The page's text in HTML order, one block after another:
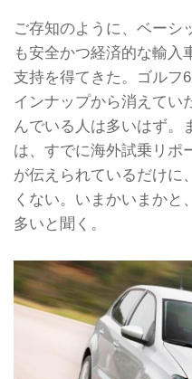
ご存知のように、ベーシ
も安全かつ経済的な輸入
支持を得てきた。ゴルフ
インナップから消えてい
んでいる人は多いはず。
は、すでに海外試乗リポ
が伝えられているだけに
くない。いまかいまかと
多いと聞く。